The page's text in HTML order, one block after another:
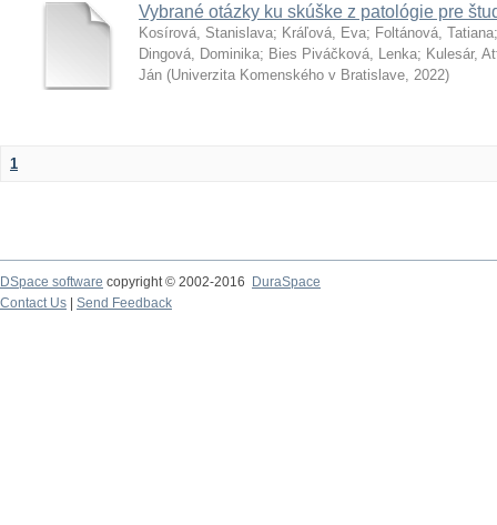
Vybrané otázky ku skúške z patológie pre
Kosírová, Stanislava; Kráľová, Eva; Foltánová, Tatiana
Dingová, Dominika; Bies Piváčková, Lenka; Kulesár,
Ján (Univerzita Komenského v Bratislave, 2022)
1
DSpace software copyright © 2002-2016
DuraSpace
Contact Us
Send Feedback